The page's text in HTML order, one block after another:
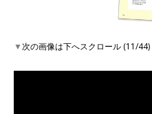
▼次の画像は下へスクロール (11/44)